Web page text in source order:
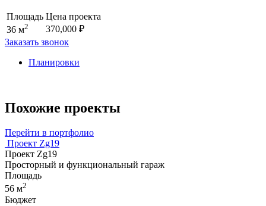
Площадь
36 м2
Цена проекта
370,000 ₽
Заказать звонок
Планировки
Похожие проекты
Перейти в портфолио
Проект Zg19
Проект Zg19
Просторный и функциональный гараж
Площадь
56 м2
Бюджет